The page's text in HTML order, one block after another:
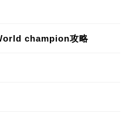
champion攻略